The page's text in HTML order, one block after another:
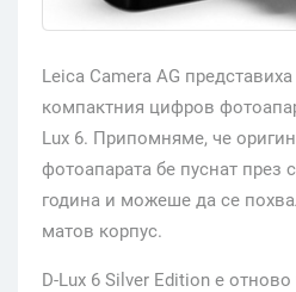
Leica Camera AG
компактния цифров
Lux 6. Припомняме, че
фотоапарата бе пуснат през
година и можеше да се
матов корпус.
D-Lux 6 Silver Edition е